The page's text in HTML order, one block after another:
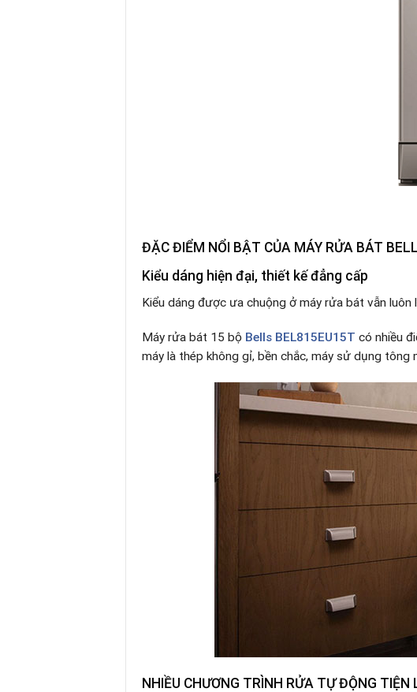
ĐẶC ĐIỂM NỔI BẬT CỦA MÁY RỬA BÁT
Kiểu dáng hiện đại, thiết kế đẳng cấp
Kiểu dáng được ưa chuộng ở máy rửa bát vẫn luôn
Máy rửa bát 15 bộ Bells BEL815EU15T có nhiều
máy là thép không gỉ, bền chắc, máy sử dụng
NHIỀU CHƯƠNG TRÌNH RỬA TỰ ĐỘNG TIỆN